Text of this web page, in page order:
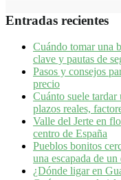
Entradas recientes
Cuándo tomar una
clave y pautas de
Pasos y consejos
precio
Cuánto suele
plazos reales,
Valle del Jerte en
centro de España
Pueblos bonitos
una escapada de un
¿Dónde ligar en